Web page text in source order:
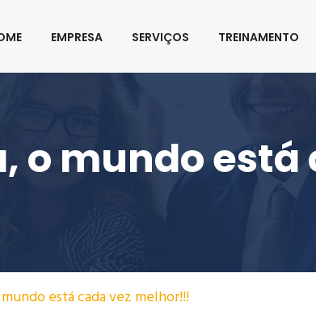
EMPRESA SERVIÇOS TREINAMENTO
o mundo
está cada vez melhor!!!